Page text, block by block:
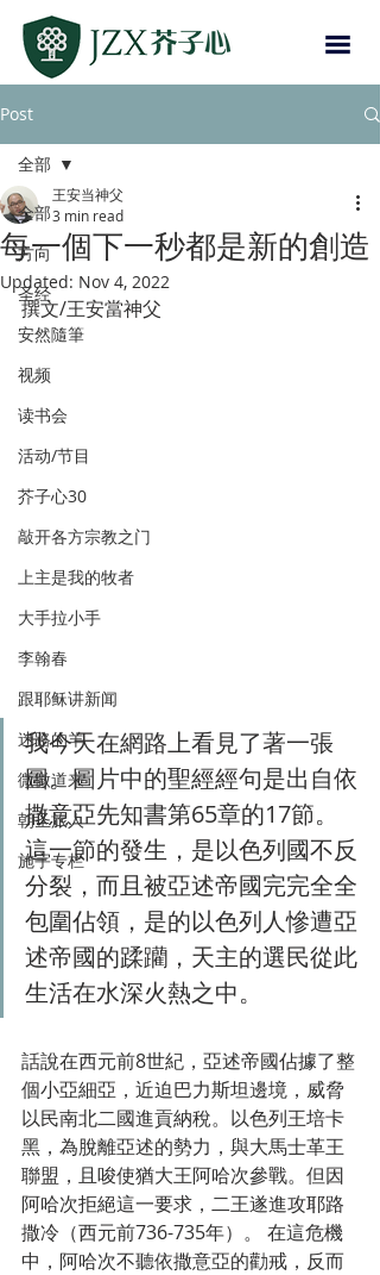
Post
全部
方向
圣经
安然隨筆
视频
读书会
活动/节目
芥子心30
敲开各方宗教之门
上主是我的牧者
大手拉小手
李翰春
跟耶稣讲新闻
迷路的羊
微微道来
朝圣旅人
施宇专栏
全部
每一個下一秒都是新的創造
王安当神父
3 min read
Updated: Nov 4, 2022
撰文/王安當神父
我今天在網路上看見了著一張
圖。圖片中的聖經經句是出自依
撒意亞先知書第65章的17節。
這一節的發生，是以色列國不反
分裂，而且被亞述帝國完完全全
包圍佔領，是的以色列人慘遭亞
述帝國的蹂躪，天主的選民從此
生活在水深火熱之中。
話說在西元前8世紀，亞述帝國佔據了整
個小亞細亞，近迫巴力斯坦邊境，威脅
以民南北二國進貢納稅。以色列王培卡
黑，為脫離亞述的勢力，與大馬士革王
聯盟，且唆使猶大王阿哈次參戰。但因
阿哈次拒絕這一要求，二王遂進攻耶路
撒冷（西元前736-735年）。 在這危機
中，阿哈次不聽依撒意亞的勸戒，反而